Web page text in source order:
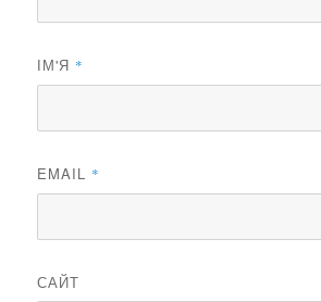
ІМ'Я *
EMAIL *
САЙТ